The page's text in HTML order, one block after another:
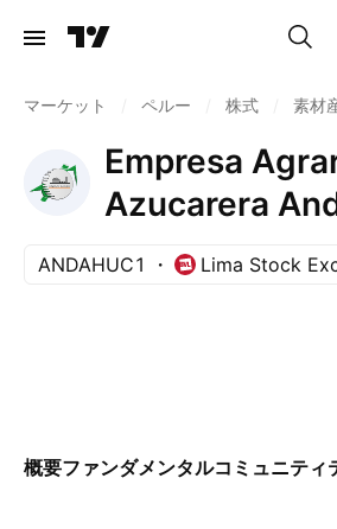
マーケット ペルー 株式 素材
Empresa
Azucarera
SAA
ANDAHUC1 Lima Stock
概要ファンダメンタルコミュニティ